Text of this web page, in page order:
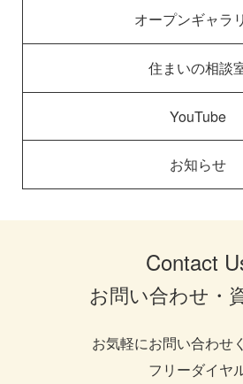
オープンギャラ
住まいの相談
YouTube
お知らせ
Contact
お問い合わせ・
お気軽にお問い合わせ
フリーダイヤ